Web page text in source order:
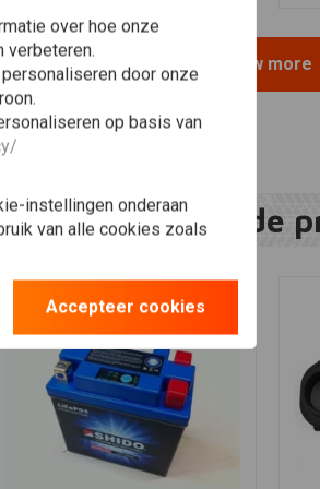
View more
Gerelateerde
over hoe onze
verbeteren.
door onze
op basis van
instellingen onderaan
van alle cookies zoals
Accepteer cookies